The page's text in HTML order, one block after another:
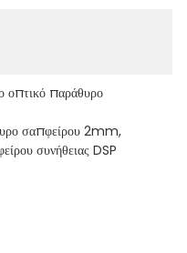
οπτικό παράθυρο
σαπφείρου 2mm,
συνήθειας DSP